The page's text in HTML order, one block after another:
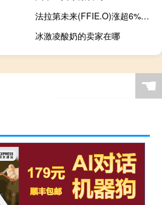
法拉第未来(FFIE.O)涨超6%此前公司宣布管理层增持计划
冰激凌酸奶的卖家在哪
☚